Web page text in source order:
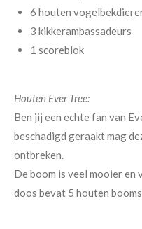
6 houten
3 kikkerambassadeurs
1 scoreblok
Houten Ever Tree:
Ben jij een echte fan van
beschadigd geraakt mag
ontbreken.
De boom is veel mooier
doos bevat 5 houten